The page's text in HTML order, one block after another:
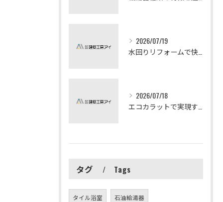
2026/07/19
2026/07/18
タグ Tags
タイル浴室 石油給湯器